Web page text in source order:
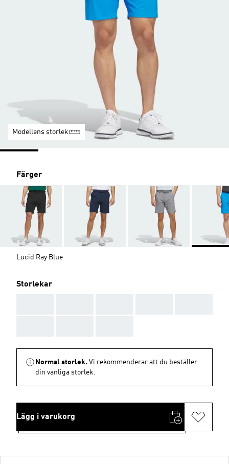
Modellens storlek
Färger
Lucid Ray Blue
Storlekar
Normal storlek. Vi rekommenderar att du beställer
din vanliga storlek.
Lägg i varukorg